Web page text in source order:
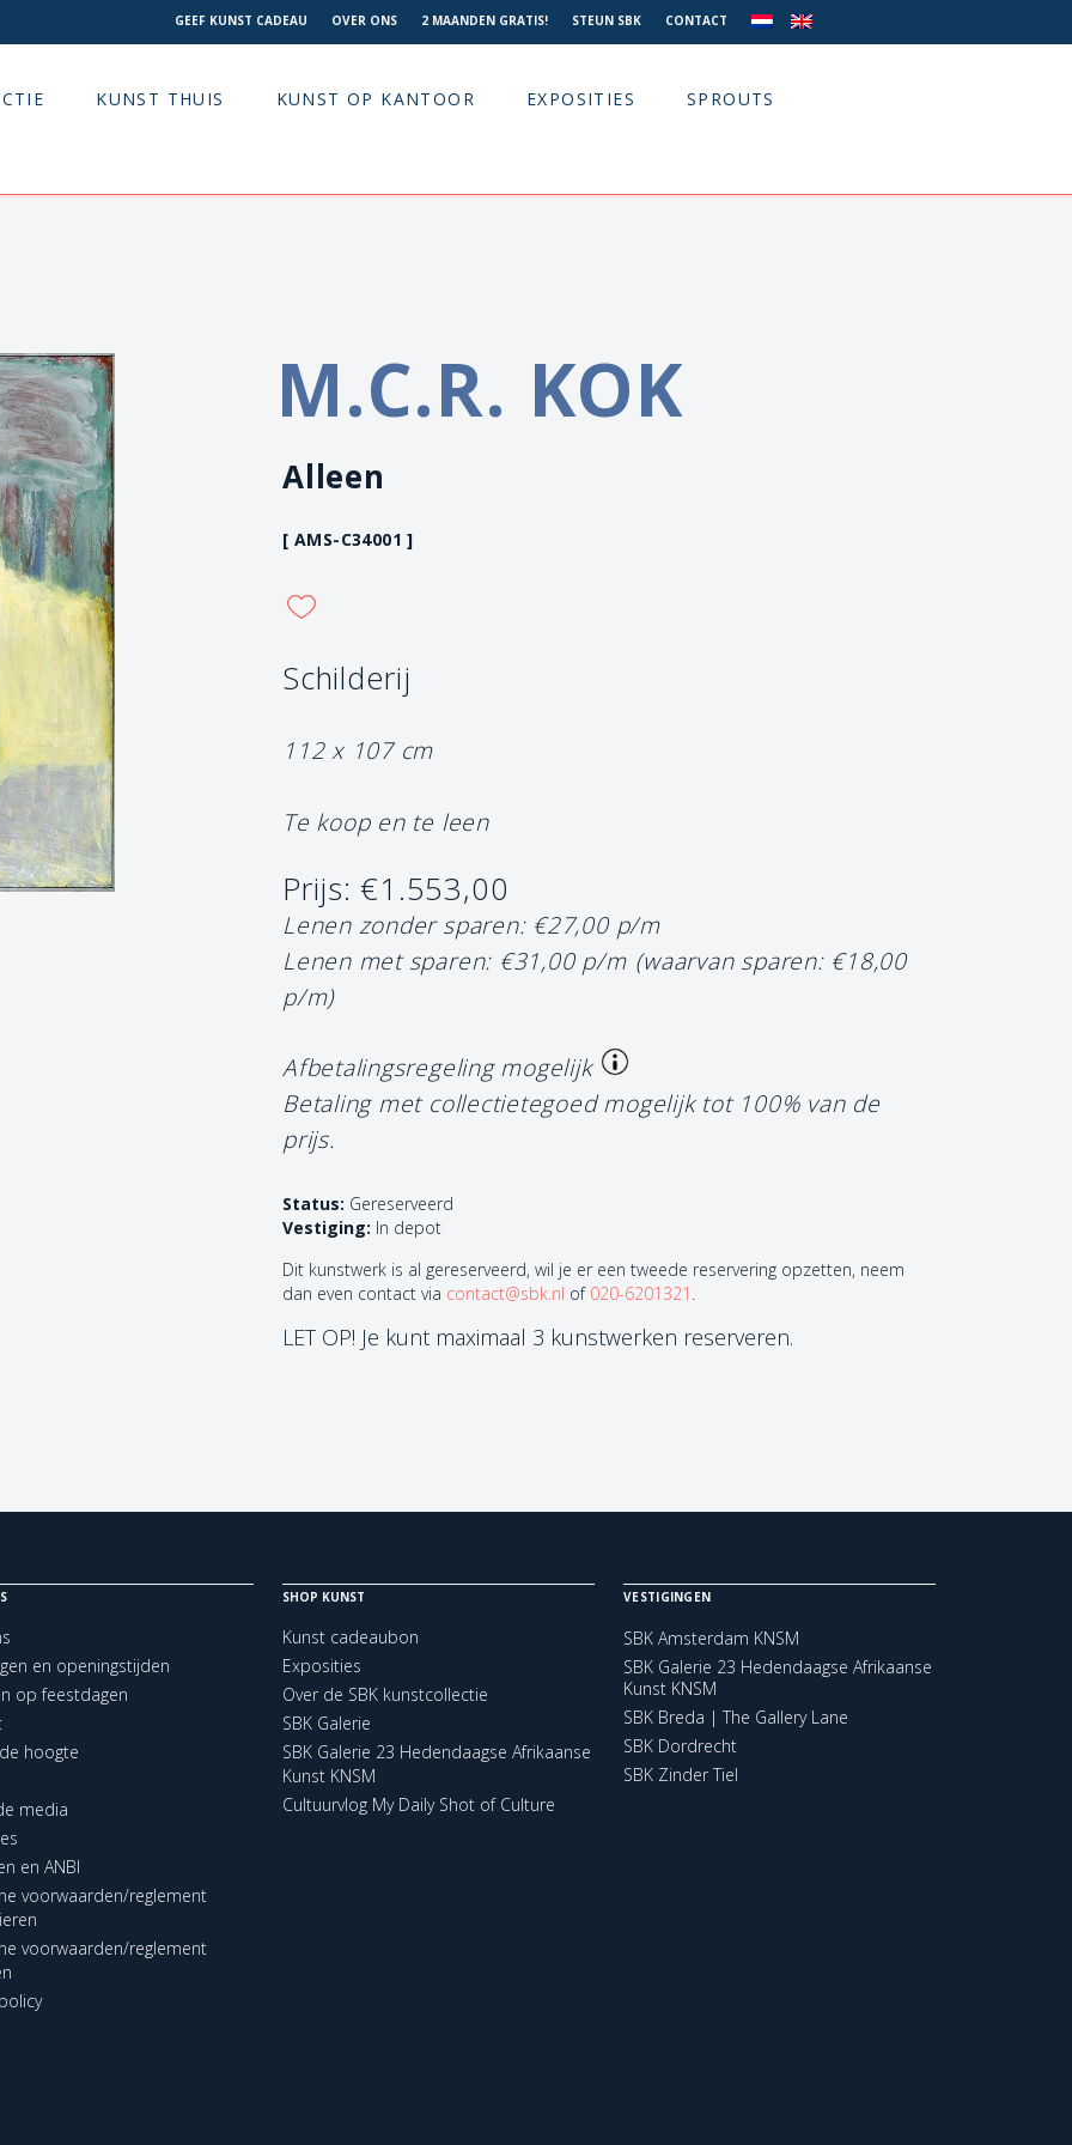
GEEF KUNST CADEAU OVER ONS 2 MAANDEN GRATIS! STEUN SBK CONTACT
KUNST THUIS KUNST OP KANTOOR EXPOSITIES SPROUTS
M.C.R. KOK
Alleen
[ AMS-C34001 ]
Schilderij
112 x 107 cm
Te koop en te leen
Prijs: €1.553,00
Lenen zonder sparen: €27,00 p/m
Lenen met sparen: €31,00 p/m (waarvan sparen: €18,00
p/m)
Afbetalingsregeling mogelijk
Betaling met collectietegoed mogelijk tot 100% van de
prijs.
Status: Gereserveerd
Vestiging: In depot
Dit kunstwerk is al gereserveerd, wil je er een tweede reservering opzetten, neem
dan even contact via contact@sbk.nl of 020-6201321 .
LET OP! Je kunt maximaal 3 kunstwerken reserveren.
en openingstijden
op feestdagen
hoogte
media
en ANBI
voorwaarden/reglement
voorwaarden/reglement
SHOP KUNST
Kunst cadeaubon
Exposities
Over de SBK kunstcollectie
SBK Galerie
SBK Galerie 23 Hedendaagse Afrikaanse
Kunst KNSM
Cultuurvlog My Daily Shot of Culture
VESTIGINGEN
SBK Amsterdam KNSM
SBK Galerie 23 Hedendaagse Afrikaanse
Kunst KNSM
SBK Breda | The Gallery Lane
SBK Dordrecht
SBK Zinder Tiel